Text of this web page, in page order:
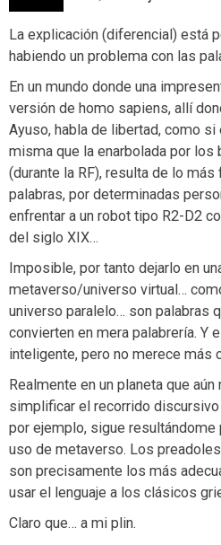
La explicación (diferencial) está
habiendo un problema con las
En un mundo donde una
versión de homo sapiens, allí
Ayuso, habla de libertad, como si
misma que la enarbolada por los
(durante la RF), resulta de lo
palabras, por determinadas
enfrentar a un robot tipo R2-D2
del siglo XIX…
Imposible, por tanto dejarlo en
metaverso/universo virtual…
universo paralelo… son palabras
convierten en mera palabrería. Y
inteligente, pero no merece más
Realmente en un planeta que
simplificar el recorrido
por ejemplo, sigue resultándome
uso de metaverso. Los
son precisamente los más
usar el lenguaje a los clásicos
Claro que… a mi plin.